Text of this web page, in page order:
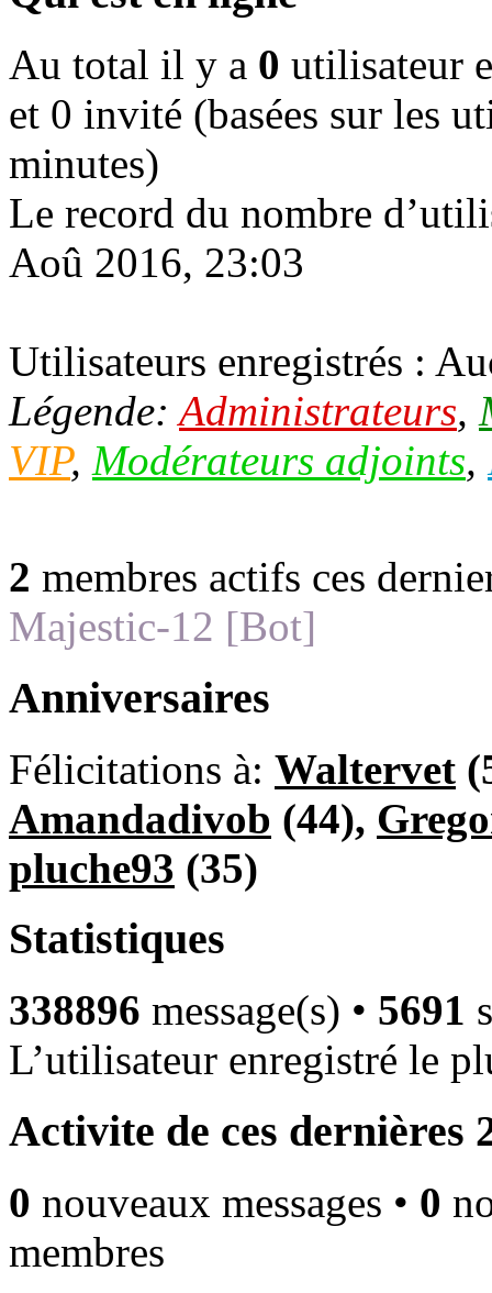
Au total il y a 0 utilisateur
et 0 invité (basées sur les
minutes)
Le record du nombre
Aoû 2016, 23:03
Utilisateurs enregistrés :
Légende:Administrateurs,
VIP, Modérateurs adjoints,
2 membres actifs ces
Majestic-12 [Bot]
Anniversaires
Félicitations à: Waltervet
Amandadivob (44),
pluche93 (35)
Statistiques
338896 message(s) • 5691
L’utilisateur enregistré le
Activite de ces dernières
0 nouveaux messages • 0
membres